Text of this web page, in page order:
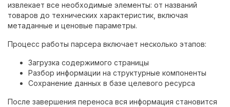
извлекает все необходимые элементы: от названий
товаров до технических характеристик, включая
метаданные и ценовые параметры.
Процесс работы парсера включает несколько этапов:
Загрузка содержимого страницы
Разбор информации на структурные компоненты
Сохранение данных в базе целевого ресурса
После завершения переноса вся информация становится